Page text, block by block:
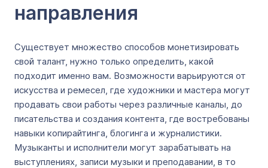
направления
Существует множество способов монетизировать
свой талант, нужно только определить, какой
подходит именно вам. Возможности варьируются от
искусства и ремесел, где художники и мастера могут
продавать свои работы через различные каналы, до
писательства и создания контента, где востребованы
навыки копирайтинга, блогинга и журналистики.
Музыканты и исполнители могут зарабатывать на
выступлениях, записи музыки и преподавании, в то